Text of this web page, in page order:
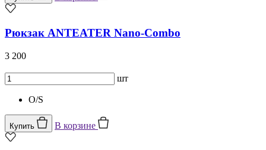
Рюкзак ANTEATER Nano-Combo
3 200
шт
O/S
Купить В корзине